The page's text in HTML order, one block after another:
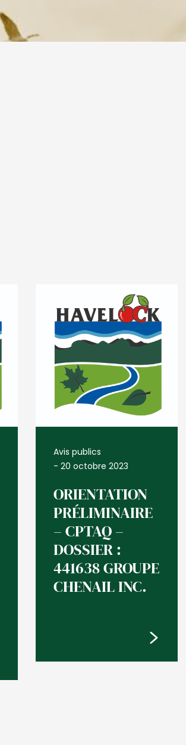
Avis publics
- 20 octobre 2023
ORIENTATION
PRÉLIMINAIRE
– CPTAQ –
DOSSIER :
441638 GROUPE
CHENAIL INC.